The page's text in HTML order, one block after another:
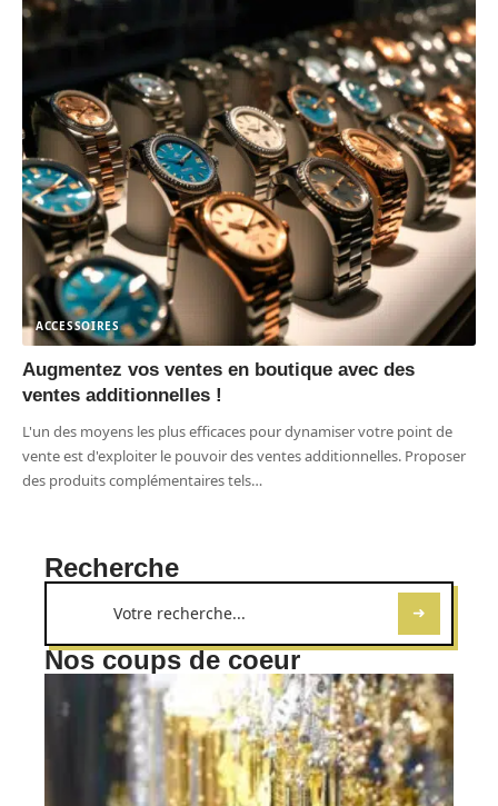
ACCESSOIRES
Augmentez vos ventes en boutique avec des
ventes additionnelles !
L'un des moyens les plus efficaces pour dynamiser votre point de
vente est d'exploiter le pouvoir des ventes additionnelles. Proposer
des produits complémentaires tels…
Recherche
Nos coups de coeur